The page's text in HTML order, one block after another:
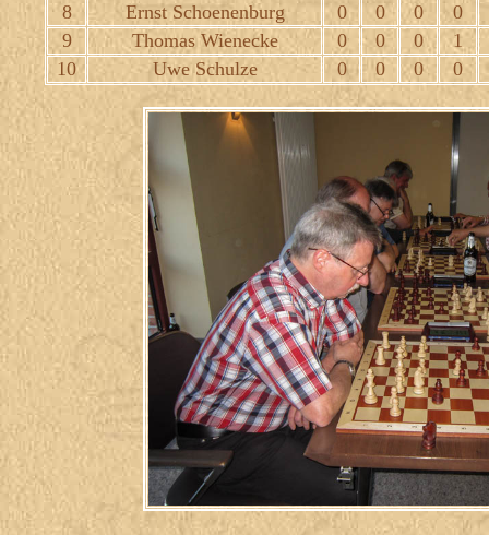
8
Ernst Schoenenburg 0 0 0
0
9
Thomas Wienecke 0 0 0
1
10
Uwe Schulze 0 0 0 0